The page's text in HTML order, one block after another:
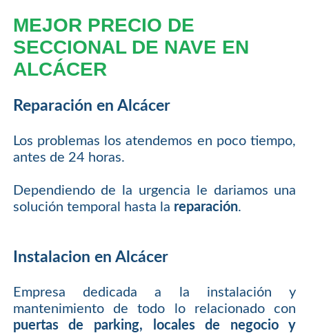
MEJOR PRECIO DE
SECCIONAL DE NAVE EN
ALCÁCER
Reparación en Alcácer
Los problemas los atendemos en poco tiempo,
antes de 24 horas.
Dependiendo de la urgencia le dariamos una
solución temporal hasta la reparación.
Instalacion en Alcácer
Empresa dedicada a la instalación y
mantenimiento de todo lo relacionado con
puertas de parking, locales de negocio y